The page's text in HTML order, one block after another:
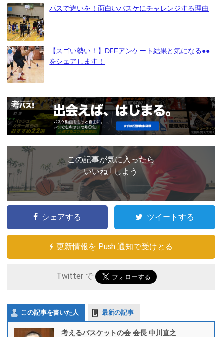
パスで違いを！面白いバスケにチャレンジする理由
【スゴい勢い！】DFFアンケート結果と気になる●●
をシェアします！
この記事が気に入ったら
いいね ! しよう
シェアする ツイートする
更新情報を Push 通知で受けとる
Twitter で
この記事を書いた人 最新の記事
考えるバスケットの会 会長 中川直之